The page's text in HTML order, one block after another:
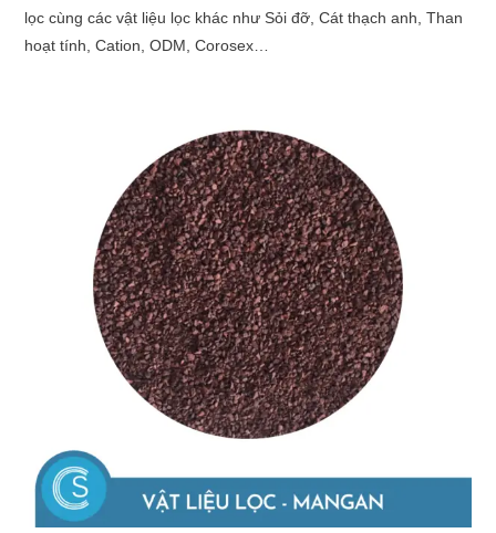
lọc cùng các vật liệu lọc khác như Sỏi đỡ, Cát thạch anh, Than
hoạt tính, Cation, ODM, Corosex…